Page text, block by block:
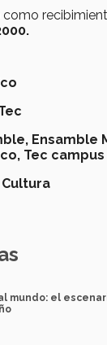
Ensamble
Tec
mundo: el